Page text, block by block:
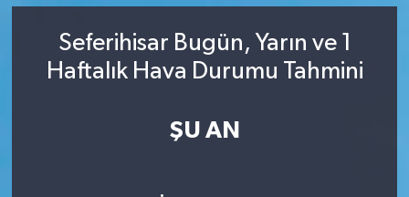
Seferihisar Bugün, Yarın ve 1
Haftalık Hava Durumu Tahmini
ŞU AN
Video Galeri
Tüm Manşetler